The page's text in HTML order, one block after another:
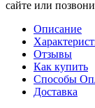
сайте или
Описание
Отзывы
Как купить
Способы
Доставка